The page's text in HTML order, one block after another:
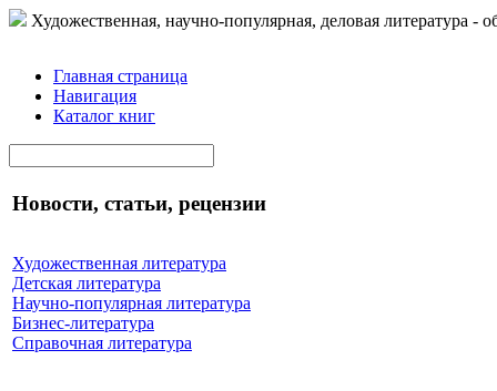
Художественная, научно-популярная, деловая литература -
Главная страница
Навигация
Каталог книг
Новости, статьи, рецензии
Художественная литература
Детская литература
Научно-популярная литература
Бизнес-литература
Справочная литература